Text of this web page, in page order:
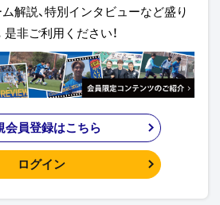
解説、特別インタビューなど盛り
非ご利用ください！
会員登録はこちら
ログイン